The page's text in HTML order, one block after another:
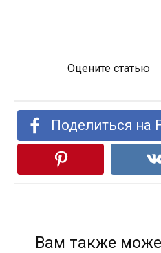
Оцените статью
Поделиться на
Вам также